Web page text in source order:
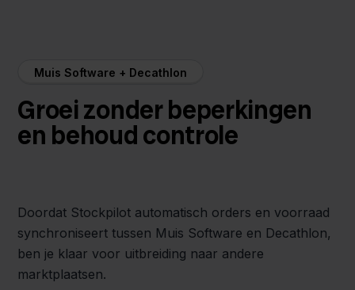
Muis Software + Decathlon
Groei zonder beperkingen
en behoud controle
Doordat Stockpilot automatisch orders en voorraad
synchroniseert tussen Muis Software en Decathlon,
ben je klaar voor uitbreiding naar andere
marktplaatsen.